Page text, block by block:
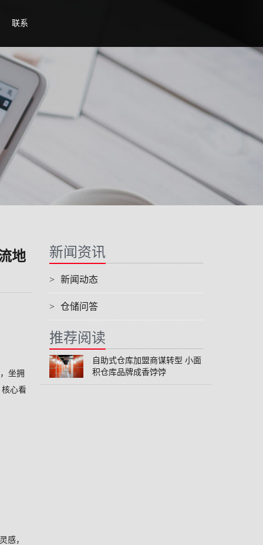
联系
地
坐拥
心看
感，
新闻资讯
> 新闻动态
> 仓储问答
推荐阅读
自助式仓库加盟商谋转型 小面
积仓库品牌成香饽饽